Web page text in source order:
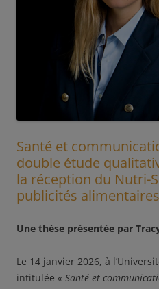
Santé et
double étude
la réception du Nutri-
publicités alimentaires
Une thèse présentée par
Le 14 janvier 2026, à
intitulée « Santé et